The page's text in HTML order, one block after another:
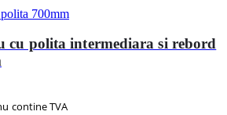
700mm
cu polita intermediara si rebord
contine TVA